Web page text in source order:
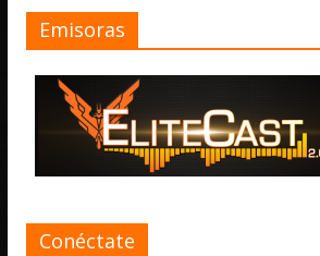
Emisoras
Conéctate